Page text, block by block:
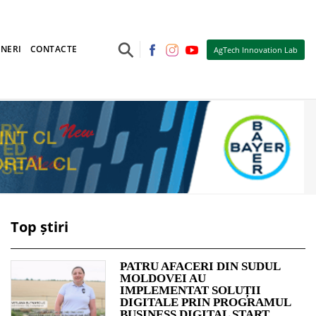
CONTACTE ⚲ AgTech Innovation Lab
Top știri
PATRU AFACERI DIN SUDUL
MOLDOVEI AU
IMPLEMENTAT SOLUȚII
DIGITALE PRIN PROGRAMUL